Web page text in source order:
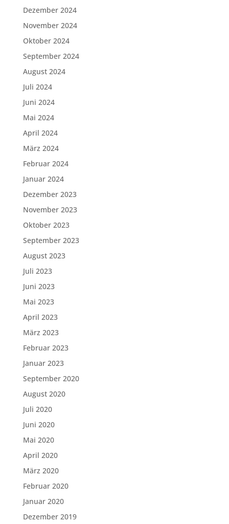
Dezember 2024
November 2024
Oktober 2024
September 2024
August 2024
Juli 2024
Juni 2024
Mai 2024
April 2024
März 2024
Februar 2024
Januar 2024
Dezember 2023
November 2023
Oktober 2023
September 2023
August 2023
Juli 2023
Juni 2023
Mai 2023
April 2023
März 2023
Februar 2023
Januar 2023
September 2020
August 2020
Juli 2020
Juni 2020
Mai 2020
April 2020
März 2020
Februar 2020
Januar 2020
Dezember 2019